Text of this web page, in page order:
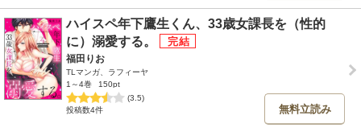
ハイスペ年下鷹生くん、33歳女課長を（性的
に）溺愛する。
福田りお
TLマンガ、ラフィーヤ
1～4巻
150pt
(3.5)
投稿数4件
無料立読み